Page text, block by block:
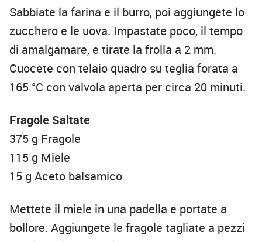
Sabbiate la farina e il burro, poi aggiungete lo
zucchero e le uova. Impastate poco, il tempo
di amalgamare, e tirate la frolla a 2 mm.
Cuocete con telaio quadro su teglia forata a
165 °C con valvola aperta per circa 20 minuti.
Fragole Saltate
375 g Fragole
115 g Miele
15 g Aceto balsamico
Mettete il miele in una padella e portate a
bollore. Aggiungete le fragole tagliate a pezzi